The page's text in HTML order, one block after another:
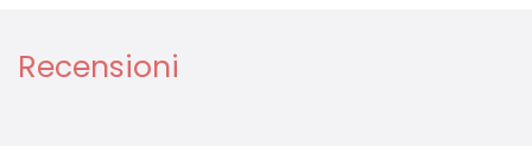
Recensioni